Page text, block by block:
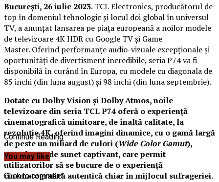
București, 26 iulie 2023. TCL Electronics, producătorul de
top în domeniul tehnologic și locul doi global în universul
TV, a anunțat lansarea pe piața europeană a noilor modele
de televizoare 4K HDR cu Google TV și Game
Master. Oferind performanțe audio-vizuale excepționale și
oportunități de divertisment incredibile, seria P74 va fi
disponibilă în curând în Europa, cu modele cu diagonala de
85 inchi (din luna august) și 98 inchi (din luna septembrie).
Dotate cu Dolby Vision și Dolby Atmos, noile
televizoare din seria TCL P74 oferă o experiență
cinematografică uimitoare, de înaltă calitate, la
rezoluție 4K, oferind imagini dinamice, cu o gamă largă
de peste un miliard de culori (Wide Color Gamut),
completate de sunet captivant, care permit
utilizatorilor să se bucure de o experiență
cinematografică autentică chiar în mijlocul sufrageriei.
Continue Reading
You may like
Click to comment